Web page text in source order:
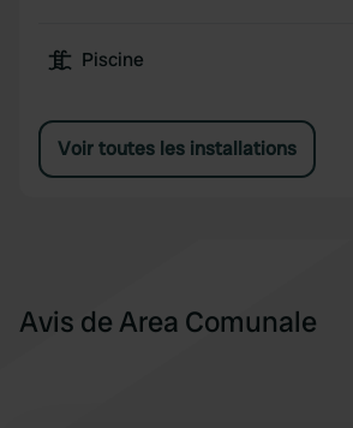
Piscine
Voir toutes les installations
Avis de Area Comunale